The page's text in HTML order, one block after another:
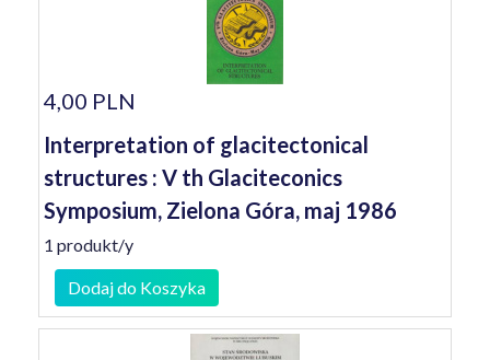
4,00 PLN
Interpretation of glacitectonical
structures : V th Glaciteconics
Symposium, Zielona Góra, maj 1986
1 produkt/y
Dodaj do Koszyka